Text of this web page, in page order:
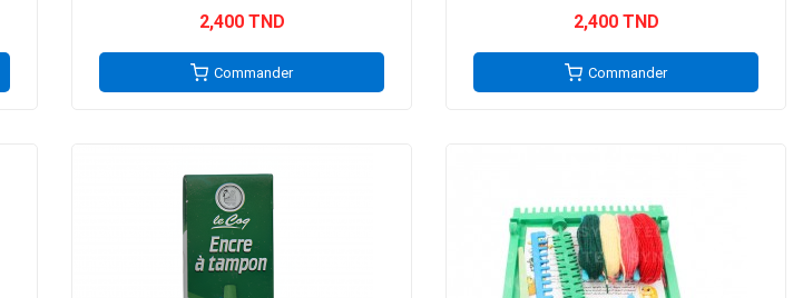
2,400 TND
Commander
2,400 TND
Commander